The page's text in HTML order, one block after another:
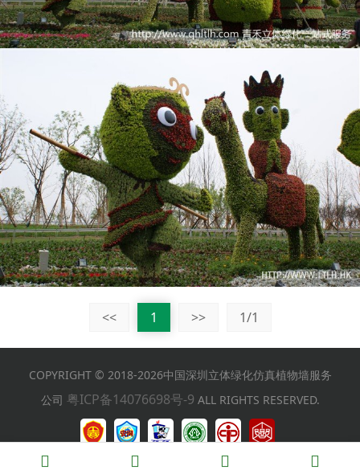
<< 1 >> 1/1
COPYRIGHT © 2018-2026中国深圳立体绿化仿真植物墙服务
公司 粤ICP备14076698号-9 ALL RIGHTS RESERVED.